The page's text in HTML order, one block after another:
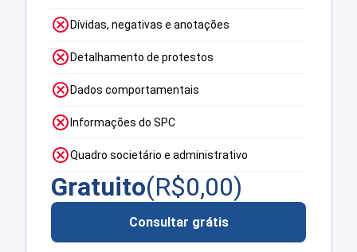
Dívidas, negativas e anotações
Detalhamento de protestos
Dados comportamentais
Informações do SPC
Quadro societário e administrativo
Gratuito(R$0,00)
Consultar grátis